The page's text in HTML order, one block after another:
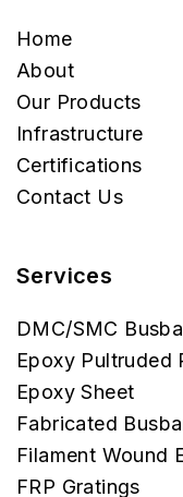
Home
About
Our Products
Infrastructure
Certifications
Contact Us
Services
DMC/SMC
Epoxy Pultruded
Epoxy Sheet
Fabricated
Filament Wound
FRP Gratings